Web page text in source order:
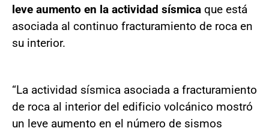
leve aumento en la actividad sísmica que está
asociada al continuo fracturamiento de roca en
su interior.
“La actividad sísmica asociada a fracturamiento
de roca al interior del edificio volcánico mostró
un leve aumento en el número de sismos